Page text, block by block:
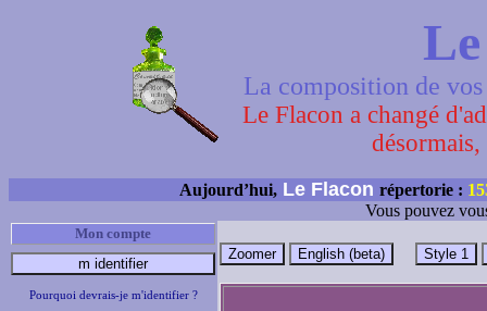
La composition de
Le Flacon a changé
Aujourd’hui, Le Flacon répertorie :
Vous pouvez
Mon compte
Pourquoi devrais-je m'identifier ?